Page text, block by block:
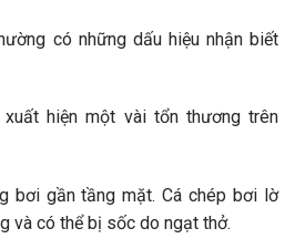
có những dấu hiệu nhận biết
hiện một vài tổn thương trên
bơi gần tầng mặt. Cá chép bơi lờ
và có thể bị sốc do ngạt thở.